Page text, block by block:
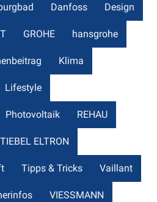
Danfoss Design
GROHE hansgrohe
Klima
Lifestyle
Photovoltaik REHAU
ELTRON
Tipps & Tricks Vaillant
VIESSMANN